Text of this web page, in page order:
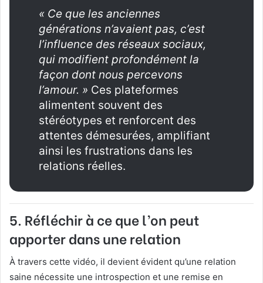
« Ce que les anciennes
générations n’avaient pas, c’est
l’influence des réseaux sociaux,
qui modifient profondément la
façon dont nous percevons
l’amour. » Ces plateformes
alimentent souvent des
stéréotypes et renforcent des
attentes démesurées, amplifiant
ainsi les frustrations dans les
relations réelles.
5. Réfléchir à ce que l’on peut
apporter dans une relation
À travers cette vidéo, il devient évident qu’une relation
saine nécessite une introspection et une remise en